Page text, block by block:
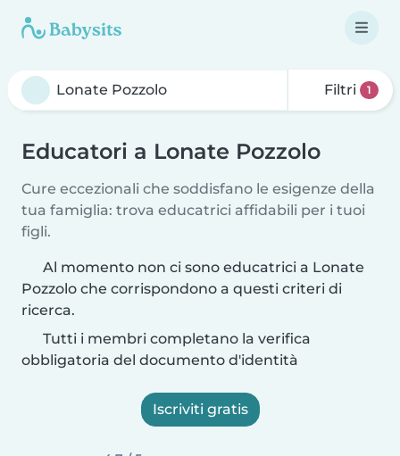
Filtri 1
Educatori a Lonate Pozzolo
Cure eccezionali che soddisfano le esigenze della
tua famiglia: trova educatrici affidabili per i tuoi
figli.
Al momento non ci sono educatrici a Lonate
Pozzolo che corrispondono a questi criteri di
ricerca.
Tutti i membri completano la verifica
obbligatoria del documento d'identità
Iscriviti gratis